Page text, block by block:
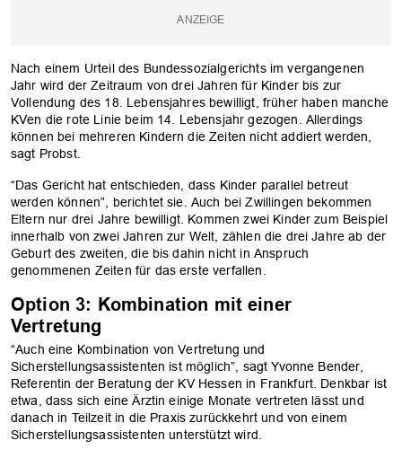
Nach einem Urteil des Bundessozialgerichts im vergangenen
Jahr wird der Zeitraum von drei Jahren für Kinder bis zur
Vollendung des 18. Lebensjahres bewilligt, früher haben manche
KVen die rote Linie beim 14. Lebensjahr gezogen. Allerdings
können bei mehreren Kindern die Zeiten nicht addiert werden,
sagt Probst.
“Das Gericht hat entschieden, dass Kinder parallel betreut
werden können”, berichtet sie. Auch bei Zwillingen bekommen
Eltern nur drei Jahre bewilligt. Kommen zwei Kinder zum Beispiel
innerhalb von zwei Jahren zur Welt, zählen die drei Jahre ab der
Geburt des zweiten, die bis dahin nicht in Anspruch
genommenen Zeiten für das erste verfallen.
Option 3: Kombination mit einer
Vertretung
“Auch eine Kombination von Vertretung und
Sicherstellungsassistenten ist möglich”, sagt Yvonne Bender,
Referentin der Beratung der KV Hessen in Frankfurt. Denkbar ist
etwa, dass sich eine Ärztin einige Monate vertreten lässt und
danach in Teilzeit in die Praxis zurückkehrt und von einem
Sicherstellungsassistenten unterstützt wird.